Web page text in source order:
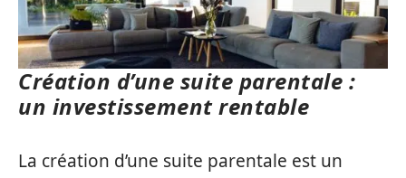
Création d’une suite parentale :
un investissement rentable
La création d’une suite parentale est un